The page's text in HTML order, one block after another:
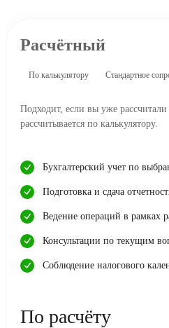
Расчётный
По калькулятору Стандартное
Подходит, если вы уже
рассчитывается по калькулятору.
Бухгалтерский учет по
Подготовка и сдача
Ведение операций в рамках
Консультации по текущим
Соблюдение налогового
По расчёту